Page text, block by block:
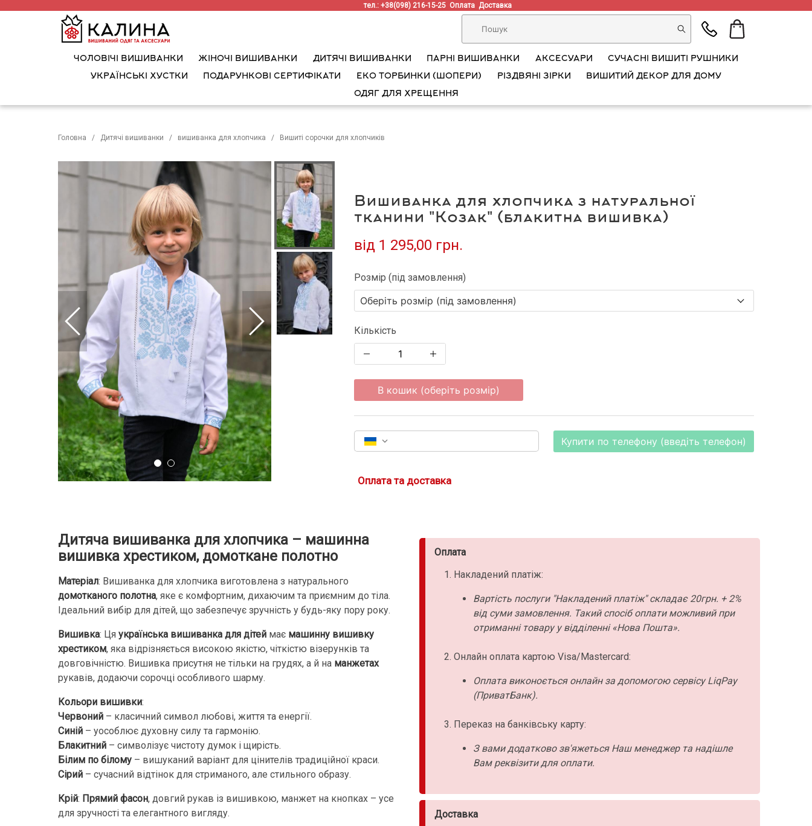
тел.: +38(098) 216-15-25 Оплата Доставка
ЧОЛОВІЧІ ВИШИВАНКИ ЖІНОЧІ ВИШИВАНКИ ДИТЯЧІ ВИШИВАНКИ ПАРНІ ВИШИВАНКИ АКСЕСУАРИ
СУЧАСНІ ВИШИТІ РУШНИКИ
УКРАЇНСЬКІ ХУСТКИ
ПОДАРУНКОВІ СЕРТИФІКАТИ ЕКО ТОРБИНКИ (ШОПЕРИ) РІЗДВЯНІ ЗІРКИ
ВИШИТИЙ ДЕКОР ДЛЯ ДОМУ
ОДЯГ ДЛЯ ХРЕЩЕННЯ
Головна Дитячі вишиванки вишиванка для хлопчика Вишиті сорочки для хлопчиків
Вишиванка для хлопчика з натуральної
тканини "Козак" (блакитна вишивка)
від 1 295,00 грн.
Розмір (під замовлення)
Кількість
В кошик (оберіть розмір)
Купити по телефону (введіть телефон)
Оплата та доставка
Дитяча вишиванка для хлопчика – машинна
вишивка хрестиком, домоткане полотно
Матеріал: Вишиванка для хлопчика виготовлена з натурального
домотканого полотна, яке є комфортним, дихаючим та приємним до тіла.
Ідеальний вибір для дітей, що забезпечує зручність у будь-яку пору року.
Вишивка: Ця українська вишиванка для дітей має машинну вишивку
хрестиком, яка відрізняється високою якістю, чіткістю візерунків та
довговічністю. Вишивка присутня не тільки на грудях, а й на манжетах
рукавів, додаючи сорочці особливого шарму.
Кольори вишивки:
Червоний – класичний символ любові, життя та енергії.
Синій – уособлює духовну силу та гармонію.
Блакитний – символізує чистоту думок і щирість.
Білим по білому – вишуканий варіант для цінителів традиційної краси.
Сірий – сучасний відтінок для стриманого, але стильного образу.
Крій: Прямий фасон, довгий рукав із вишивкою, манжет на кнопках – усе
для зручності та елегантного вигляду.
Оплата
Накладений платіж:
Вартість послуги "Накладений платіж" складає 20грн. + 2%
від суми замовлення. Такий спосіб оплати можливий при
отриманні товару у відділенні «Нова Пошта».
Онлайн оплата картою Visa/Mastercard:
Оплата виконоється онлайн за допомогою сервісу LiqPay
(ПриватБанк).
Переказ на банківську карту:
З вами додатково зв'яжеться Наш менеджер та надішле
Вам реквізити для оплати.
Доставка